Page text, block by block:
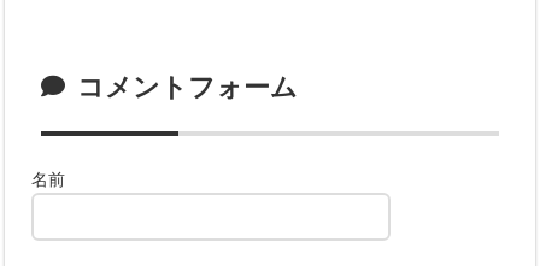
コメントフォーム
名前